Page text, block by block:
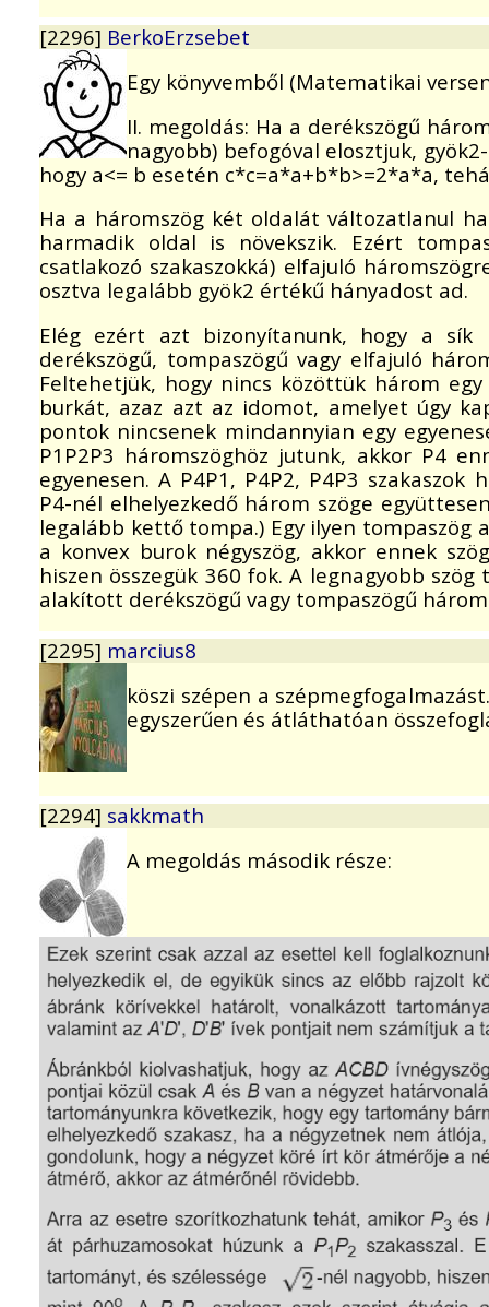
[2296] BerkoErzsebet
Egy könyvemből (Matematikai
II. megoldás: Ha a derékszögű
nagyobb) befogóval elosztjuk,
hogy a<= b esetén c*c=a*a+b*b>=2*a*a,
Ha a háromszög két oldalát változatlanul
harmadik oldal is növekszik. Ezért
csatlakozó szakaszokká) elfajuló
osztva legalább gyök2 értékű hányadost ad.
Elég ezért azt bizonyítanunk, hogy a
derékszögű, tompaszögű vagy elfajuló
Feltehetjük, hogy nincs közöttük három
burkát, azaz azt az idomot, amelyet úgy
pontok nincsenek mindannyian egy
P1P2P3 háromszöghöz jutunk, akkor P4
egyenesen. A P4P1, P4P2, P4P3
P4-nél elhelyezkedő három szöge
legalább kettő tompa.) Egy ilyen
a konvex burok négyszög, akkor ennek
hiszen összegük 360 fok. A legnagyobb
alakított derékszögű vagy tompaszögű
[2295] marcius8
köszi szépen a
egyszerűen és átláthatóan
[2294] sakkmath
A megoldás második része: